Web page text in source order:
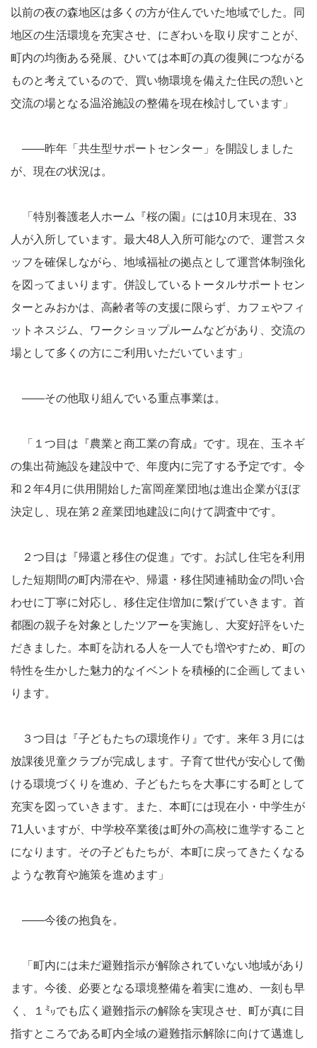
以前の夜の森地区は多くの方が住んでいた地域でした。同
地区の生活環境を充実させ、にぎわいを取り戻すことが、
町内の均衡ある発展、ひいては本町の真の復興につながる
ものと考えているので、買い物環境を備えた住民の憩いと
交流の場となる温浴施設の整備を現在検討しています」
――昨年「共生型サポートセンター」を開設しました
が、現在の状況は。
「特別養護老人ホーム『桜の園』には10月末現在、33
人が入所しています。最大48人入所可能なので、運営スタ
ッフを確保しながら、地域福祉の拠点として運営体制強化
を図ってまいります。併設しているトータルサポートセン
ターとみおかは、高齢者等の支援に限らず、カフェやフィ
ットネスジム、ワークショップルームなどがあり、交流の
場として多くの方にご利用いただいています」
――その他取り組んでいる重点事業は。
「１つ目は『農業と商工業の育成』です。現在、玉ネギ
の集出荷施設を建設中で、年度内に完了する予定です。令
和２年4月に供用開始した富岡産業団地は進出企業がほぼ
決定し、現在第２産業団地建設に向けて調査中です。
２つ目は『帰還と移住の促進』です。お試し住宅を利用
した短期間の町内滞在や、帰還・移住関連補助金の問い合
わせに丁寧に対応し、移住定住増加に繋げていきます。首
都圏の親子を対象としたツアーを実施し、大変好評をいた
だきました。本町を訪れる人を一人でも増やすため、町の
特性を生かした魅力的なイベントを積極的に企画してまい
ります。
３つ目は『子どもたちの環境作り』です。来年３月には
放課後児童クラブが完成します。子育て世代が安心して働
ける環境づくりを進め、子どもたちを大事にする町として
充実を図っていきます。また、本町には現在小・中学生が
71人いますが、中学校卒業後は町外の高校に進学すること
になります。その子どもたちが、本町に戻ってきたくなる
ような教育や施策を進めます」
――今後の抱負を。
「町内には未だ避難指示が解除されていない地域があり
ます。今後、必要となる環境整備を着実に進め、一刻も早
く、１㍉でも広く避難指示の解除を実現させ、町が真に目
指すところである町内全域の避難指示解除に向けて邁進し